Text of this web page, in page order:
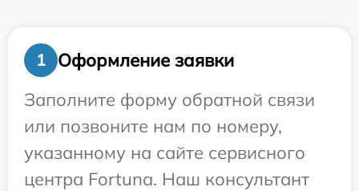
1
Оформление заявки
Заполните форму обратной связи
или позвоните нам по номеру,
указанному на сайте сервисного
центра Fortuna. Наш консультант